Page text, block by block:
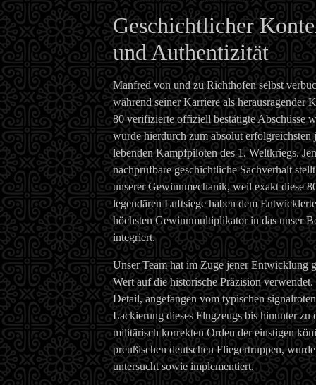
Geschichtlicher
und Authentizität
Manfred von und zu Richthofen selbst
während seiner Karriere als herausragender
80 verifizierte offiziell bestätigte Abschüsse
wurde hierdurch zum absolut erfolgreichsten
lebenden Kampfpiloten des 1. Weltkriegs.
nachprüfbare geschichtliche Sachverhalt
unserer Gewinnmechanik, weil exakt diese
legendären Luftsiege haben dem
höchsten Gewinnmultiplikator in das unser
integriert.
Unser Team hat im Zuge jener Entwicklung
Wert auf die historische Präzision verwendet.
Detail, angefangen vom typischen signalroten
Lackierung dieses Flugzeugs bis hinunter zu
militärisch korrekten Orden der einstigen
preußischen deutschen Fliegertruppen,
untersucht sowie implementiert.